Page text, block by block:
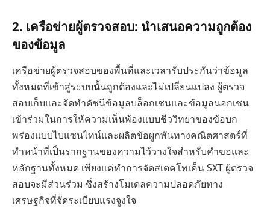
2. เครือข่ายผู้ตรวจสอบ: นำเสนอความถูกต้อง
ของข้อมูล
เครือข่ายผู้ตรวจสอบของพื้นที่และเวลารับประกันว่าข้อมูล
ทั้งหมดที่เข้าสู่ระบบนั้นถูกต้องและไม่เปลี่ยนแปลง ผู้ตรวจ
สอบเก็บและจัดทำดัชนีข้อมูลบล็อกเชนและข้อมูลนอกเชน
เข้าร่วมในการให้ความเห็นพ้องแบบชีววิทยาของข้อบก
พร่องแบบไบแซนไทน์และผลิตข้อผูกพันทางคณิตศาสตร์ที่
ทำหน้าที่เป็นรากฐานของความไว้วางใจสำหรับคำขอและ
หลักฐานทั้งหมด เพียงแค่ทำการจัดสเตคโทเค็น SXT ผู้ตรวจ
สอบจะมีส่วนร่วม ซึ่งสร้างโมเดลความปลอดภัยทาง
เศรษฐกิจที่จัดระเบียบแรงจูงใจ